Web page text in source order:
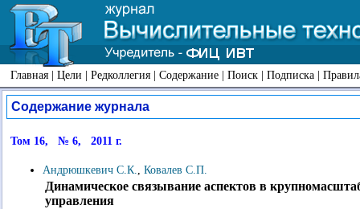
Главная | Цели | Редколлегия | Содержание | Поиск | Подписка |
Содержание журнала
Том 16, № 6, 2011 г.
Андрюшкевич С.К., Ковалев С.П.
Динамическое связывание аспектов в
управления